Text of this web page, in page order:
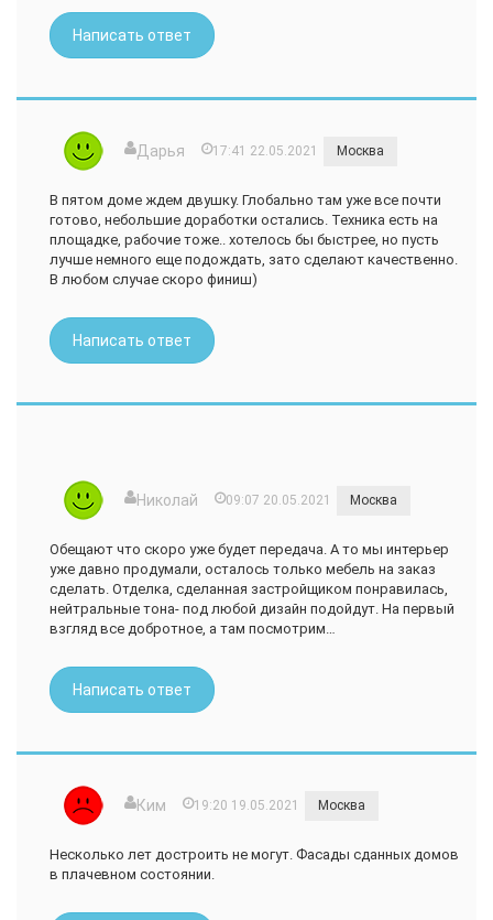
Написать ответ
Дарья 17:41 22.05.2021 Москва
В пятом доме ждем двушку. Глобально там уже все почти
готово, небольшие доработки остались. Техника есть на
площадке, рабочие тоже.. хотелось бы быстрее, но пусть
лучше немного еще подождать, зато сделают качественно.
В любом случае скоро финиш)
Написать ответ
Николай 09:07 20.05.2021 Москва
Обещают что скоро уже будет передача. А то мы интерьер
уже давно продумали, осталось только мебель на заказ
сделать. Отделка, сделанная застройщиком понравилась,
нейтральные тона- под любой дизайн подойдут. На первый
взгляд все добротное, а там посмотрим…
Написать ответ
Ким 19:20 19.05.2021 Москва
Несколько лет достроить не могут. Фасады сданных домов
в плачевном состоянии.